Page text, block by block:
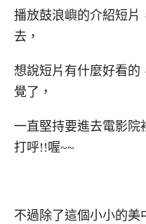
播放鼓浪嶼的介紹短片
去，
想說短片有什麼好看的
覺了，
一直堅持要進去電影院
打呼!!喔~~
不過除了這個小小的美